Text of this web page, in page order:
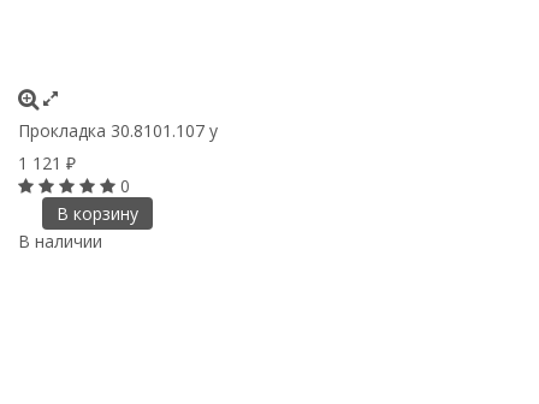
Прокладка 30.8101.107 у
1 121 ₽
0
В корзину
В наличии